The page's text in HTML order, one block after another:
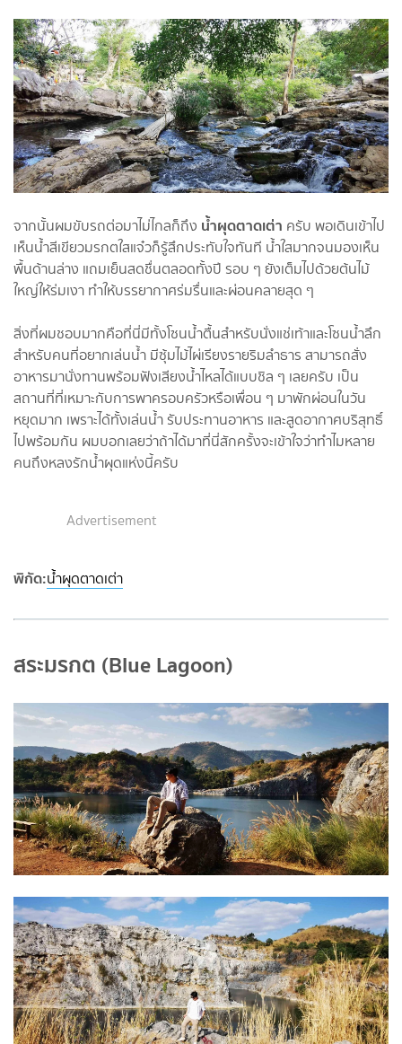
จากนั้นผมขับรถต่อมาไม่ไกลก็ถึง น้ำผุดตาดเต่า ครับ พอเดินเข้าไป
เห็นน้ำสีเขียวมรกตใสแจ๋วก็รู้สึกประทับใจทันที น้ำใสมากจนมองเห็น
พื้นด้านล่าง แถมเย็นสดชื่นตลอดทั้งปี รอบ ๆ ยังเต็มไปด้วยต้นไม้
ใหญ่ให้ร่มเงา ทำให้บรรยากาศร่มรื่นและผ่อนคลายสุด ๆ
สิ่งที่ผมชอบมากคือที่นี่มีทั้งโซนน้ำตื้นสำหรับนั่งแช่เท้าและโซนน้ำลึก
สำหรับคนที่อยากเล่นน้ำ มีซุ้มไม้ไผ่เรียงรายริมลำธาร สามารถสั่ง
อาหารมานั่งทานพร้อมฟังเสียงน้ำไหลได้แบบชิล ๆ เลยครับ เป็น
สถานที่ที่เหมาะกับการพาครอบครัวหรือเพื่อน ๆ มาพักผ่อนในวัน
หยุดมาก เพราะได้ทั้งเล่นน้ำ รับประทานอาหาร และสูดอากาศบริสุทธิ์
ไปพร้อมกัน ผมบอกเลยว่าถ้าได้มาที่นี่สักครั้งจะเข้าใจว่าทำไมหลาย
คนถึงหลงรักน้ำผุดแห่งนี้ครับ
Advertisement
พิกัด:น้ำผุดตาดเต่า
สระมรกต (Blue Lagoon)